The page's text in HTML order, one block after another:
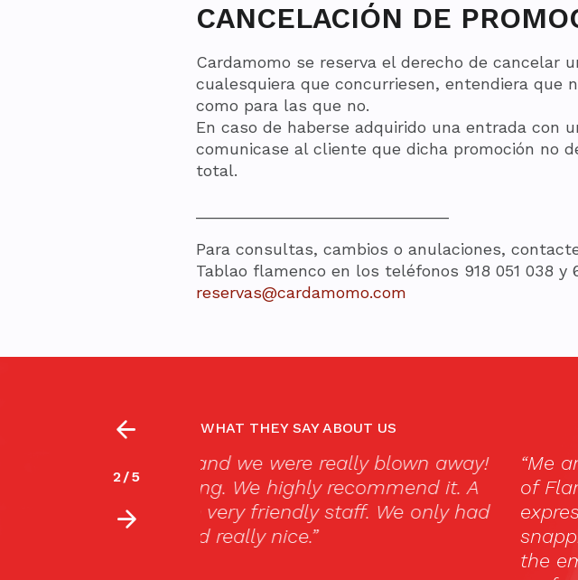
CANCELACIÓN DE
Cardamomo se reserva el derecho de cancelar
cualesquiera que concurriesen, entendiera que
como para las que no.
En caso de haberse adquirido una entrada con
comunicase al cliente que dicha promoción no
total.
Para consultas, cambios o anulaciones,
Tablao flamenco en los teléfonos 918 051 038 y
reservas@cardamomo.com
WHAT THEY SAY ABOUT US
it. A
We only had
“Me and four of my friends went here
of Flamenco. Flamenco, if you don’t
expression to poetry. There is soulful
snapping and when the dancers begin
the emotion and power is intense. We
2/5